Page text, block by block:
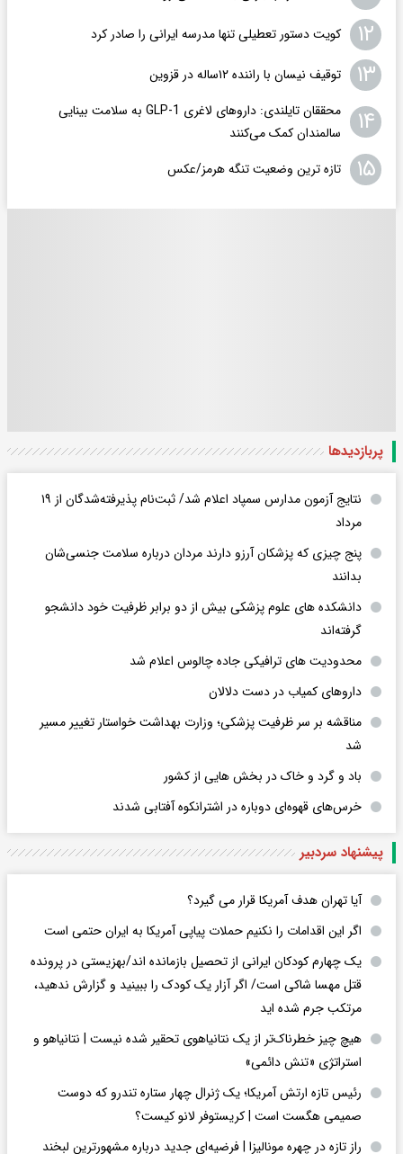
۱۲ کویت دستور تعطیلی تنها مدرسه ایرانی را صادر کرد
۱۳ توقیف نیسان با راننده ۱۲ساله در قزوین
۱۴
محققان تایلندی: داروهای لاغری GLP-1 به سلامت بینایی
سالمندان کمک می‌کنند
۱۵ تازه ترین وضعیت تنگه هرمز/عکس
پربازدید‌ها
نتایج آزمون مدارس سمپاد اعلام شد/ ثبت‌نام پذیرفته‌شدگان از ۱۹
مرداد
پنج چیزی که پزشکان آرزو دارند مردان درباره سلامت جنسی‌شان
بدانند
دانشکده های علوم پزشکی بیش از دو برابر ظرفیت خود دانشجو
گرفته‌اند
محدودیت های ترافیکی جاده چالوس اعلام شد
داروهای کمیاب در دست دلالان
مناقشه بر سر ظرفیت پزشکی؛ وزارت بهداشت خواستار تغییر مسیر
شد
باد و گرد و خاک در بخش هایی از کشور
خرس‌های قهوه‌ای دوباره در اشترانکوه آفتابی شدند
پیشنهاد سردبیر
آیا تهران هدف آمریکا قرار می گیرد؟
اگر این اقدامات را نکنیم حملات پیاپی آمریکا به ایران حتمی است
یک چهارم کودکان ایرانی از تحصیل بازمانده اند/بهزیستی در پرونده
قتل مهسا شاکی است/ اگر آزار یک کودک را ببینید و گزارش ندهید،
مرتکب جرم شده اید
هیچ چیز خطرناک‌تر از یک نتانیاهوی تحقیر شده نیست | نتانیاهو و
استراتژی «تنش دائمی»
رئیس تازه ارتش آمریکا؛ یک ژنرال چهار ستاره تندرو که دوست
صمیمی هگست است | کریستوفر لانو کیست؟
راز تازه در چهره مونالیزا | فرضیه‌ای جدید درباره مشهورترین لبخند